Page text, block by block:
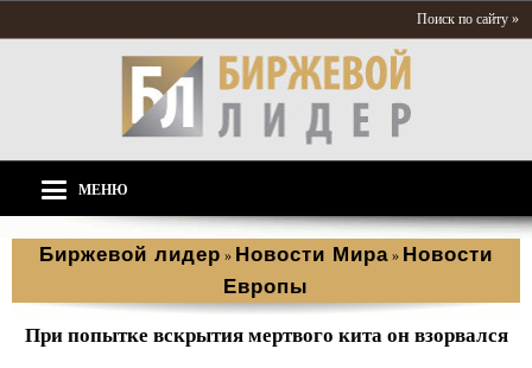
Поиск по сайту »
МЕНЮ
Биржевой лидер » Новости Мира » Новости
Европы
При попытке вскрытия мертвого кита он взорвался